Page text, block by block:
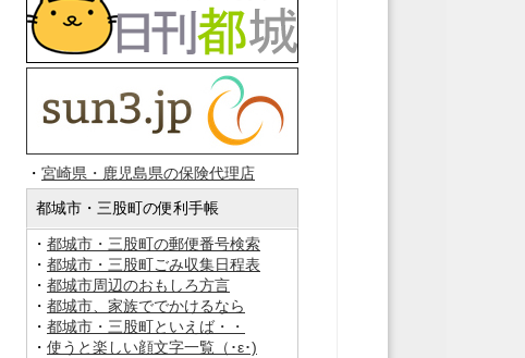
・ 宮崎県・鹿児島県の保険代理店
都城市・三股町の便利手帳
・ 都城市・三股町の郵便番号検索
・ 都城市・三股町ごみ収集日程表
・ 都城市周辺のおもしろ方言
・ 都城市、家族ででかけるなら
・ 都城市・三股町といえば・・
・ 使うと楽しい顔文字一覧（･ε･)